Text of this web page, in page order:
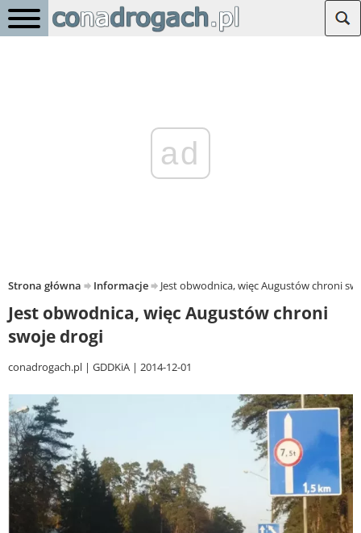
ad
Strona główna Informacje Jest obwodnica, więc Augustów chroni
Jest obwodnica, więc Augustów chroni
swoje drogi
conadrogach.pl GDDKiA 2014-12-01